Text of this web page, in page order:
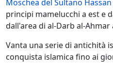
Moschea del Sultano Hassan
principi mamelucchi a est e
dall'area di al-Darb al-Ahmar
Vanta una serie di antichità
conquista islamica fino ai